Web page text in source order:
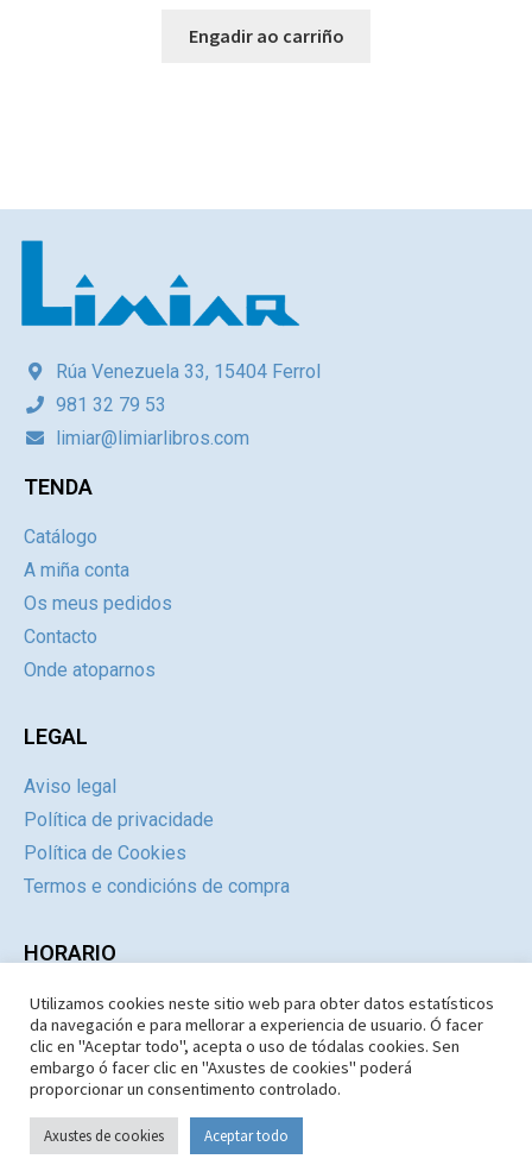
Engadir ao carriño
Rúa Venezuela 33, 15404 Ferrol
981 32 79 53
limiar@limiarlibros.com
TENDA
Catálogo
A miña conta
Os meus pedidos
Contacto
Onde atoparnos
LEGAL
Aviso legal
Política de privacidade
Política de Cookies
Termos e condicións de compra
HORARIO
Día Mañás
Tardes
Luns a Xoves
09:30 – 14.30
Pechado
Venres e Sábados
09:30 – 14:30
Domingos e Festivos
09:30 – 14:30
Utilizamos cookies neste sitio web para obter datos estatísticos
da navegación e para mellorar a experiencia de usuario. Ó facer
clic en "Aceptar todo", acepta o uso de tódalas cookies. Sen
embargo ó facer clic en "Axustes de cookies" poderá
proporcionar un consentimento controlado.
Axustes de cookies Aceptar todo